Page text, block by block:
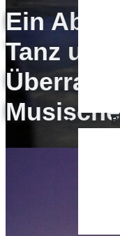
Ein
Tanz und